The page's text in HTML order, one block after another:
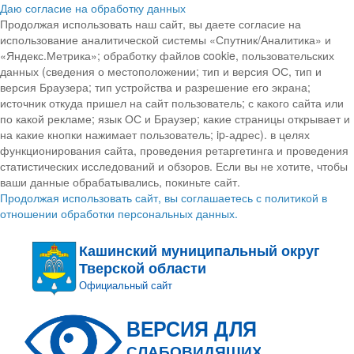
Даю согласие на обработку данных
Продолжая использовать наш сайт, вы даете согласие на
использование аналитической системы «Спутник/Аналитика» и
«Яндекс.Метрика»; обработку файлов cookie, пользовательских
данных (сведения о местоположении; тип и версия ОС, тип и
версия Браузера; тип устройства и разрешение его экрана;
источник откуда пришел на сайт пользователь; с какого сайта или
по какой рекламе; язык ОС и Браузер; какие страницы открывает и
на какие кнопки нажимает пользователь; ip-адрес). в целях
функционирования сайта, проведения ретаргетинга и проведения
статистических исследований и обзоров. Если вы не хотите, чтобы
ваши данные обрабатывались, покиньте сайт.
Продолжая использовать сайт, вы соглашаетесь с политикой в
отношении обработки персональных данных.